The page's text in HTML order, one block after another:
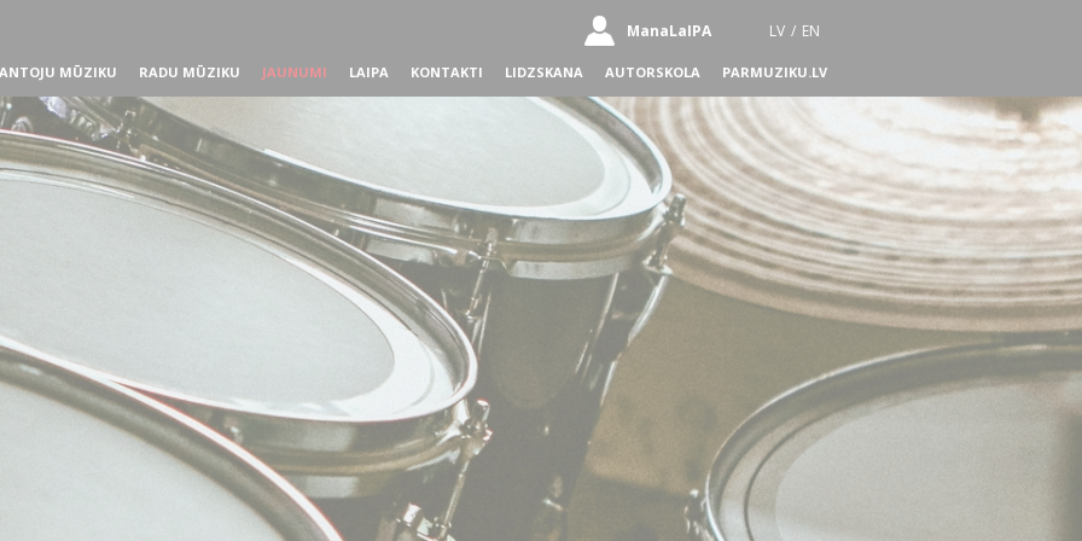
ManaLaIPA LV / EN
MŪZIKU RADU MŪZIKU JAUNUMI LAIPA KONTAKTI LIDZSKANA AUTORSKOLA PARMUZIKU.LV